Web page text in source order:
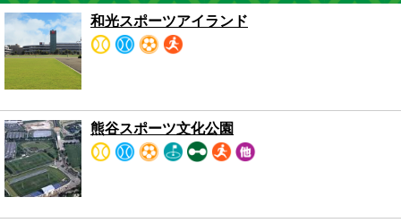
2026年7月16日
第３９回２０２６上尾シティハーフマラソン
（ボランティア募集）
公募型パラスポーツ活動支援事業
和光スポーツアイランド
熊谷スポーツ文化公園